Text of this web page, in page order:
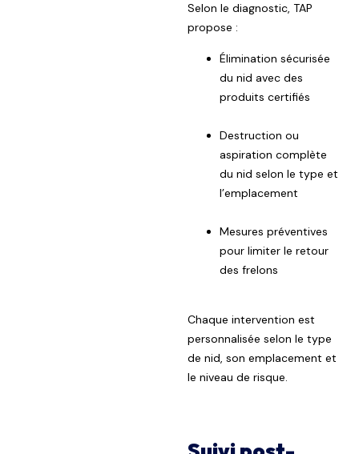
Selon le diagnostic, TAP
propose :
Élimination sécurisée
du nid avec des
produits certifiés
Destruction ou
aspiration complète
du nid selon le type et
l’emplacement
Mesures préventives
pour limiter le retour
des frelons
Chaque intervention est
personnalisée selon le type
de nid, son emplacement et
le niveau de risque.